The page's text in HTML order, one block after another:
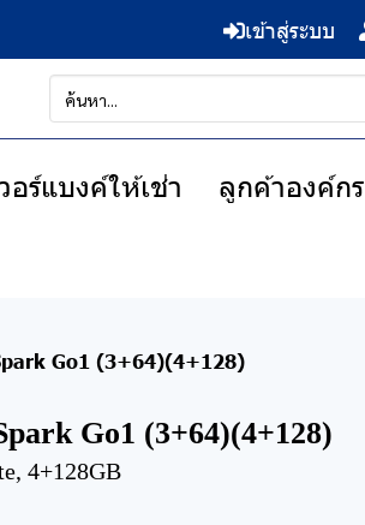
เข้าสู่ระบบ
อร์แบงค์ให้เช่า ลูกค้าองค์กร
Go1 (3+64)(4+128)
Go1 (3+64)(4+128)
4+128GB